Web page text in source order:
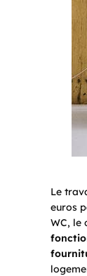
Le
euros
WC, le